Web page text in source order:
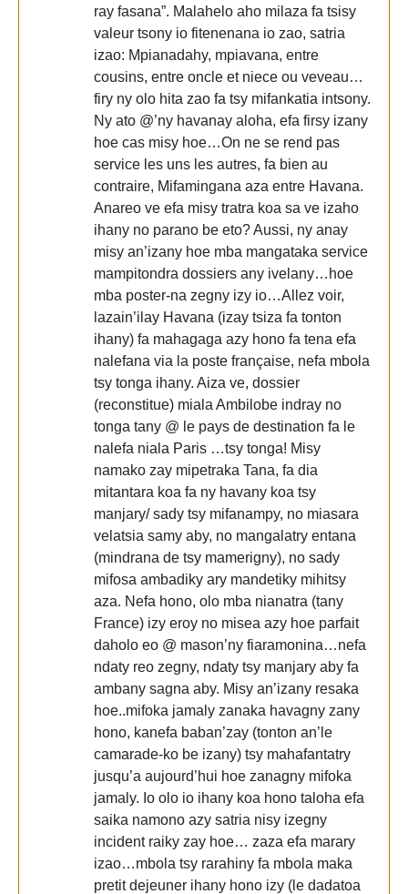
ray fasana”. Malahelo aho milaza fa tsisy
valeur tsony io fitenenana io zao, satria
izao: Mpianadahy, mpiavana, entre
cousins, entre oncle et niece ou veveau…
firy ny olo hita zao fa tsy mifankatia intsony.
Ny ato @’ny havanay aloha, efa firsy izany
hoe cas misy hoe…On ne se rend pas
service les uns les autres, fa bien au
contraire, Mifamingana aza entre Havana.
Anareo ve efa misy tratra koa sa ve izaho
ihany no parano be eto? Aussi, ny anay
misy an’izany hoe mba mangataka service
mampitondra dossiers any ivelany…hoe
mba poster-na zegny izy io…Allez voir,
lazain’ilay Havana (izay tsiza fa tonton
ihany) fa mahagaga azy hono fa tena efa
nalefana via la poste française, nefa mbola
tsy tonga ihany. Aiza ve, dossier
(reconstitue) miala Ambilobe indray no
tonga tany @ le pays de destination fa le
nalefa niala Paris …tsy tonga! Misy
namako zay mipetraka Tana, fa dia
mitantara koa fa ny havany koa tsy
manjary/ sady tsy mifanampy, no miasara
velatsia samy aby, no mangalatry entana
(mindrana de tsy mamerigny), no sady
mifosa ambadiky ary mandetiky mihitsy
aza. Nefa hono, olo mba nianatra (tany
France) izy eroy no misea azy hoe parfait
daholo eo @ mason’ny fiaramonina…nefa
ndaty reo zegny, ndaty tsy manjary aby fa
ambany sagna aby. Misy an’izany resaka
hoe..mifoka jamaly zanaka havagny zany
hono, kanefa baban’zay (tonton an’le
camarade-ko be izany) tsy mahafantatry
jusqu’a aujourd’hui hoe zanagny mifoka
jamaly. Io olo io ihany koa hono taloha efa
saika namono azy satria nisy izegny
incident raiky zay hoe… zaza efa marary
izao…mbola tsy rarahiny fa mbola maka
pretit dejeuner ihany hono izy (le dadatoa